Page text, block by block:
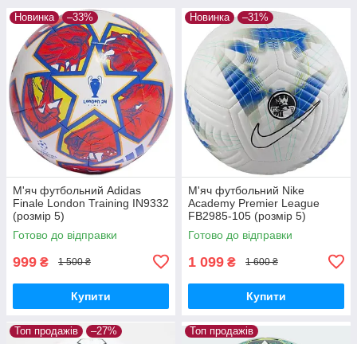
Новинка –33%
М'яч футбольний Adidas
Finale London Training IN9332
(розмір 5)
Готово до відправки
999 ₴ 1 500 ₴
Купити
Новинка –31%
М'яч футбольний Nike
Academy Premier League
FB2985-105 (розмір 5)
Готово до відправки
1 099 ₴ 1 600 ₴
Купити
Топ продажів –27% Топ продажів